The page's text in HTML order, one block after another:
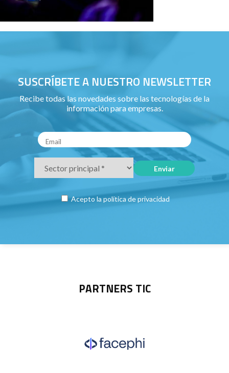
SUSCRÍBETE A NUESTRO NEWSLETTER
Recibe todas las novedades sobre las tecnologías de la
información para empresas.
Acepto la política de privacidad
PARTNERS TIC